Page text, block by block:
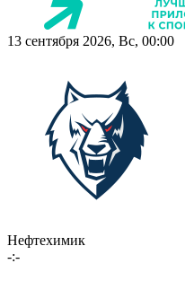
13 сентября 2026, Вс, 00:00
Нефтехимик
-:-